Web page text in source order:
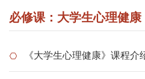
必修课：大学生心理健康
《大学生心理健康》课程介